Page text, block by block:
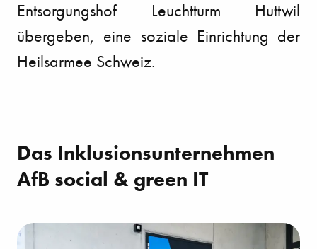
Entsorgungshof Leuchtturm Huttwil
übergeben, eine soziale Einrichtung der
Heilsarmee Schweiz.
Das Inklusionsunternehmen
AfB social & green IT